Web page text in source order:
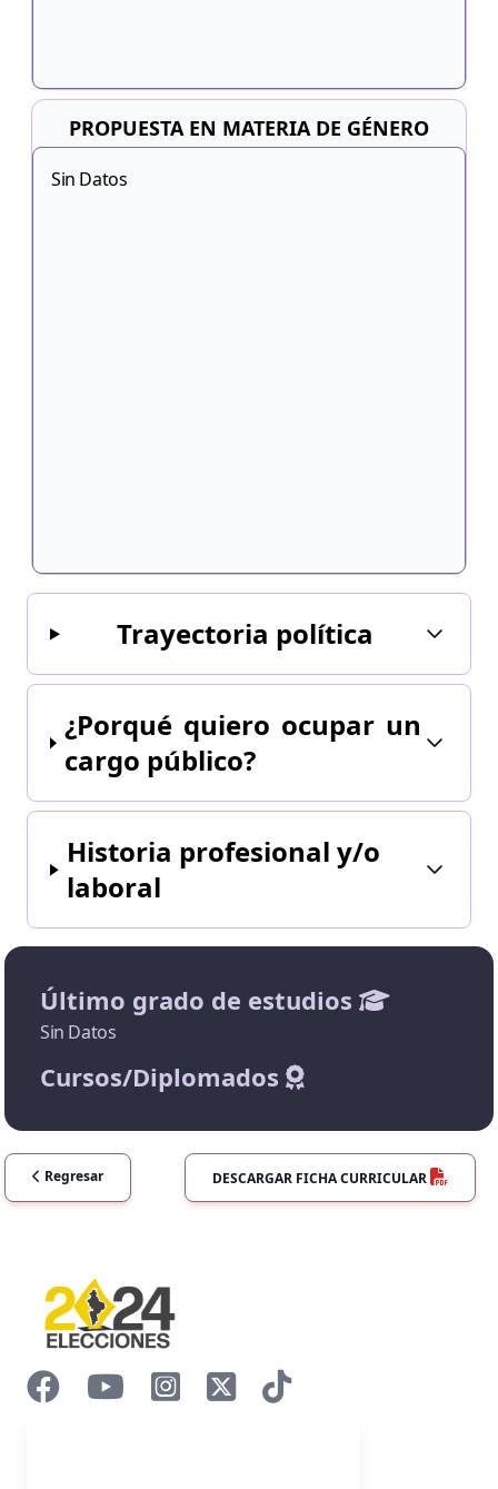
PROPUESTA EN MATERIA DE GÉNERO
Sin Datos
Trayectoria política
¿Porqué quiero ocupar un
cargo público?
Historia profesional y/o
laboral
Último grado de estudios
Sin Datos
Cursos/Diplomados
Regresar DESCARGAR FICHA CURRICULAR